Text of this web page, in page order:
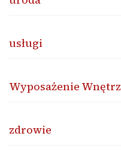
usługi
Wyposażenie Wnętrz
zdrowie